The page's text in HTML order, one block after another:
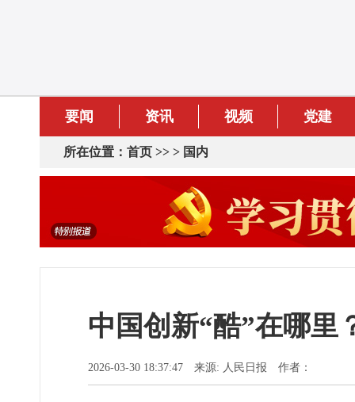
要闻 资讯 视频 党建
所在位置： 首页 >> > 国内
中国创新“酷”在哪里
2026-03-30 18:37:47 来源: 人民日报 作者：